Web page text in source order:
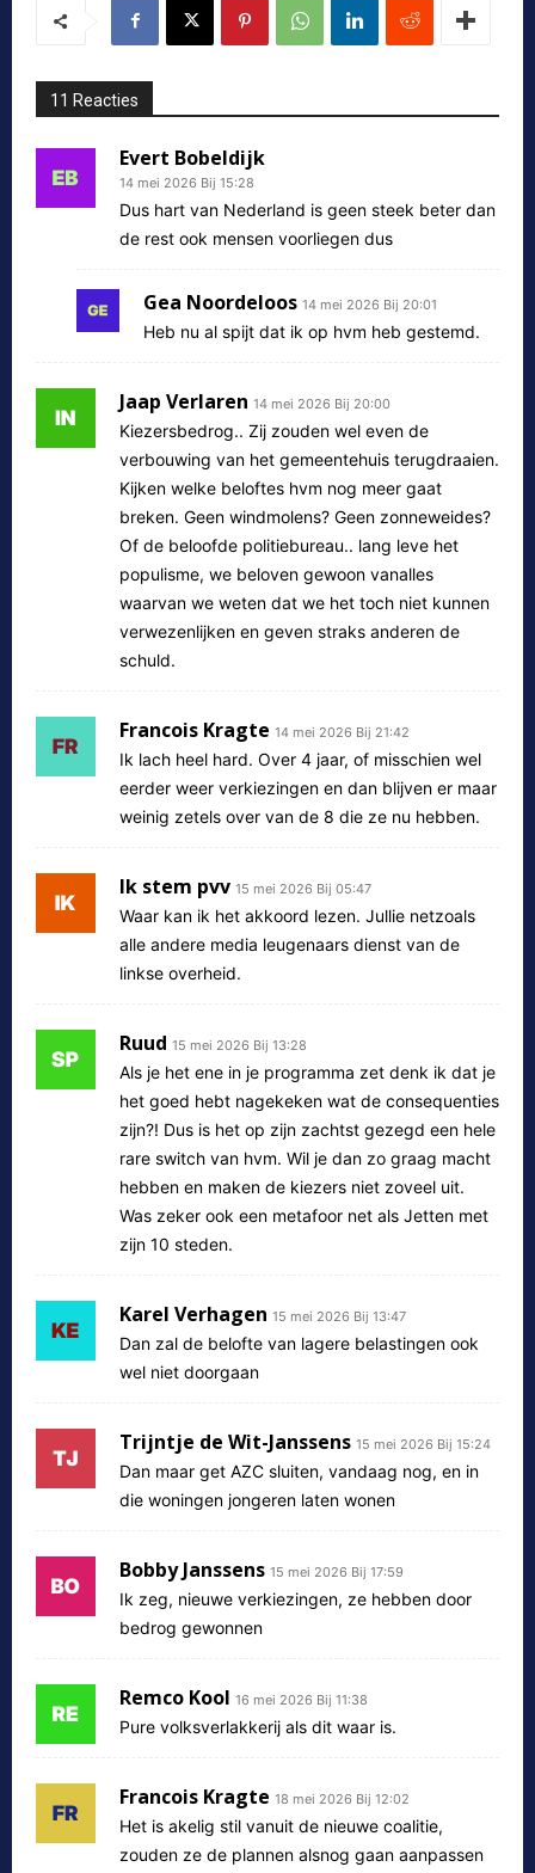
11 Reacties
Evert Bobeldijk
14 mei 2026 Bij 15:28
Dus hart van Nederland is geen steek beter dan
de rest ook mensen voorliegen dus
Gea Noordeloos 14 mei 2026 Bij 20:01
Heb nu al spijt dat ik op hvm heb gestemd.
Jaap Verlaren 14 mei 2026 Bij 20:00
Kiezersbedrog.. Zij zouden wel even de
verbouwing van het gemeentehuis terugdraaien.
Kijken welke beloftes hvm nog meer gaat
breken. Geen windmolens? Geen zonneweides?
Of de beloofde politiebureau.. lang leve het
populisme, we beloven gewoon vanalles
waarvan we weten dat we het toch niet kunnen
verwezenlijken en geven straks anderen de
schuld.
Francois Kragte 14 mei 2026 Bij 21:42
Ik lach heel hard. Over 4 jaar, of misschien wel
eerder weer verkiezingen en dan blijven er maar
weinig zetels over van de 8 die ze nu hebben.
Ik stem pvv 15 mei 2026 Bij 05:47
Waar kan ik het akkoord lezen. Jullie netzoals
alle andere media leugenaars dienst van de
linkse overheid.
Ruud 15 mei 2026 Bij 13:28
Als je het ene in je programma zet denk ik dat je
het goed hebt nagekeken wat de consequenties
zijn?! Dus is het op zijn zachtst gezegd een hele
rare switch van hvm. Wil je dan zo graag macht
hebben en maken de kiezers niet zoveel uit.
Was zeker ook een metafoor net als Jetten met
zijn 10 steden.
Karel Verhagen 15 mei 2026 Bij 13:47
Dan zal de belofte van lagere belastingen ook
wel niet doorgaan
Trijntje de Wit-Janssens 15 mei 2026 Bij 15:24
Dan maar get AZC sluiten, vandaag nog, en in
die woningen jongeren laten wonen
Bobby Janssens 15 mei 2026 Bij 17:59
Ik zeg, nieuwe verkiezingen, ze hebben door
bedrog gewonnen
Remco Kool 16 mei 2026 Bij 11:38
Pure volksverlakkerij als dit waar is.
Francois Kragte 18 mei 2026 Bij 12:02
Het is akelig stil vanuit de nieuwe coalitie,
zouden ze de plannen alsnog gaan aanpassen